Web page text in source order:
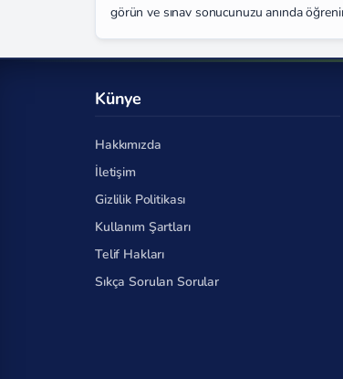
görün ve sınav sonucunuzu anında
Künye
Hakkımızda
İletişim
Gizlilik Politikası
Kullanım Şartları
Telif Hakları
Sıkça Sorulan Sorular